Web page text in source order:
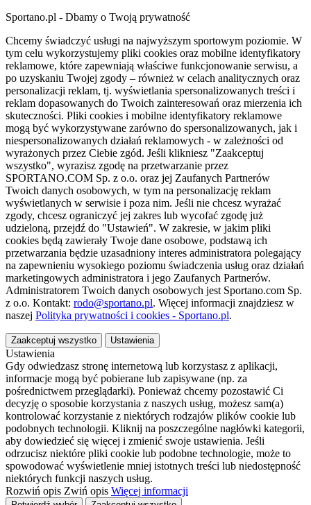
Sportano.pl - Dbamy o Twoją prywatność
Chcemy świadczyć usługi na najwyższym sportowym poziomie. W
tym celu wykorzystujemy pliki cookies oraz mobilne identyfikatory
reklamowe, które zapewniają właściwe funkcjonowanie serwisu, a
po uzyskaniu Twojej zgody – również w celach analitycznych oraz
personalizacji reklam, tj. wyświetlania spersonalizowanych treści i
reklam dopasowanych do Twoich zainteresowań oraz mierzenia ich
skuteczności. Pliki cookies i mobilne identyfikatory reklamowe
mogą być wykorzystywane zarówno do spersonalizowanych, jak i
niespersonalizowanych działań reklamowych - w zależności od
wyrażonych przez Ciebie zgód. Jeśli klikniesz "Zaakceptuj
wszystko", wyrazisz zgodę na przetwarzanie przez
SPORTANO.COM Sp. z o.o. oraz jej Zaufanych Partnerów
Twoich danych osobowych, w tym na personalizację reklam
wyświetlanych w serwisie i poza nim. Jeśli nie chcesz wyrażać
zgody, chcesz ograniczyć jej zakres lub wycofać zgodę już
udzieloną, przejdź do "Ustawień". W zakresie, w jakim pliki
cookies będą zawierały Twoje dane osobowe, podstawą ich
przetwarzania będzie uzasadniony interes administratora polegający
na zapewnieniu wysokiego poziomu świadczenia usług oraz działań
marketingowych administratora i jego Zaufanych Partnerów.
Administratorem Twoich danych osobowych jest Sportano.com Sp.
z o.o. Kontakt: rodo@sportano.pl. Więcej informacji znajdziesz w
naszej Polityka prywatności i cookies - Sportano.pl.
Zaakceptuj wszystko Ustawienia
Ustawienia
Gdy odwiedzasz stronę internetową lub korzystasz z aplikacji,
informacje mogą być pobierane lub zapisywane (np. za
pośrednictwem przeglądarki). Ponieważ chcemy pozostawić Ci
decyzję o sposobie korzystania z naszych usług, możesz sam(a)
kontrolować korzystanie z niektórych rodzajów plików cookie lub
podobnych technologii. Kliknij na poszczególne nagłówki kategorii,
aby dowiedzieć się więcej i zmienić swoje ustawienia. Jeśli
odrzucisz niektóre pliki cookie lub podobne technologie, może to
spowodować wyświetlenie mniej istotnych treści lub niedostępność
niektórych funkcji naszych usług.
Rozwiń opis Zwiń opis Więcej informacji